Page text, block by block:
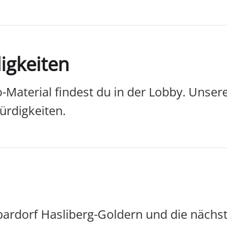
findest du in der Lobby.
Hasliberg-Goldern und die